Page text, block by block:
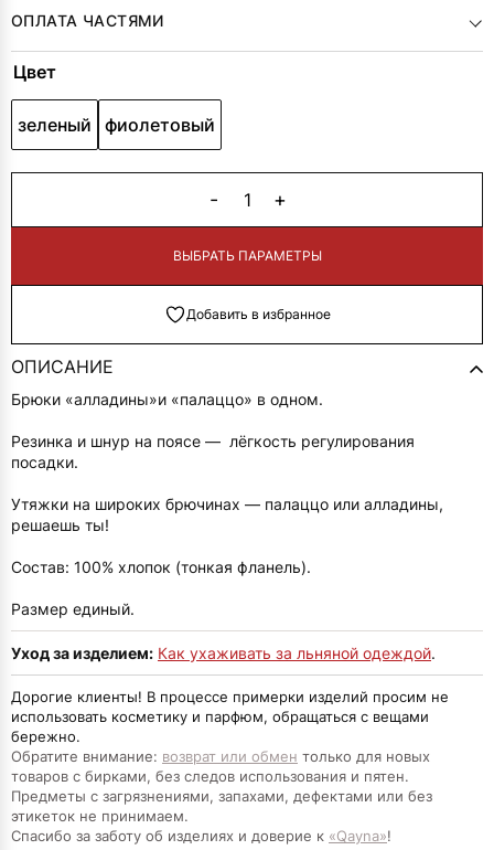
17
900 ₽.
500 ₽.
ОПЛАТА ЧАСТЯМИ
Цвет
зеленый фиолетовый
- 1 +
В КОРЗИНУ
Добавить в избранное
Alternative:
ОПИСАНИЕ
Брюки «алладины»и «палаццо» в одном.
Резинка и шнур на поясе — лёгкость регулирования
посадки.
Утяжки на широких брючинах — палаццо или алладины,
решаешь ты!
Состав: 100% хлопок (тонкая фланель).
Размер единый.
Уход за изделием: Как ухаживать за льняной одеждой.
Дорогие клиенты! В процессе примерки изделий просим не
использовать косметику и парфюм, обращаться с вещами
бережно.
Обратите внимание: возврат или обмен только для новых
товаров с бирками, без следов использования и пятен.
Предметы с загрязнениями, запахами, дефектами или без
этикеток не принимаем.
Спасибо за заботу об изделиях и доверие к «Qayna»!